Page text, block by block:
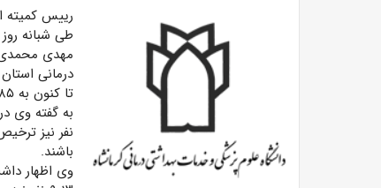
رییس کمیته
طی شبانه روز
درمانی
تا کنون به ۳۰۸۵ نفر رسید.
باشند.